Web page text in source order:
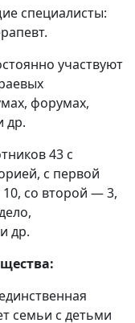
специалисты:
участвуют
форумах,
др.
43 с
с первой
со второй — 3,
др.
семьи с детьми